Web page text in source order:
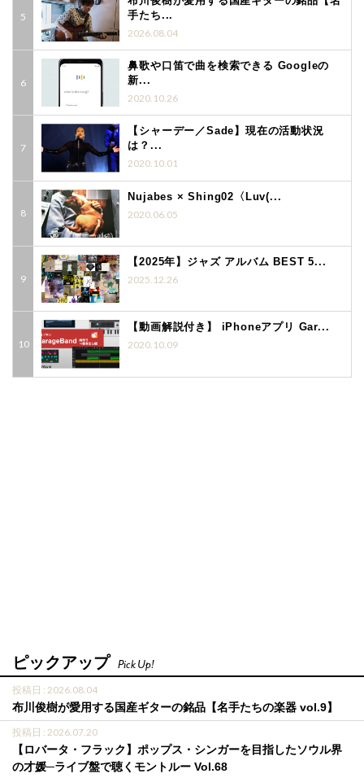
手たち...
2026.08.04
鼻歌や口笛で曲を検索できる Googleの
新...
2020.10.26
【シャーデー／Sade】現在の活動状況
は？...
2020.10.01
Nujabes × Shing02〈Luv(...
2020.06.05
【2025年】ジャズ アルバム BEST 5...
2025.12.26
【動画解説付き】 iPhoneアプリ Gar...
2020.10.09
ピックアップ Pick Up!
投稿日 : 2026.08.04
布川俊樹が愛用する国産ギターの銘品【名手たちの楽器 vol.9】
投稿日 : 2026.07.20
【ロバータ・フラック】ポップス・シンガーを目指したソウル界
の才媛─ライブ盤で聴くモントルー Vol.68